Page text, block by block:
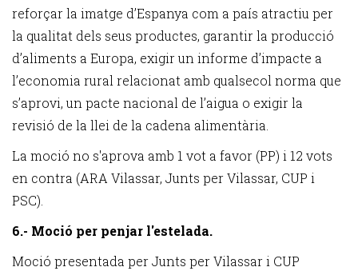
reforçar la imatge d’Espanya com a país atractiu per
la qualitat dels seus productes, garantir la producció
d’aliments a Europa, exigir un informe d’impacte a
l’economia rural relacionat amb qualsecol norma que
s’aprovi, un pacte nacional de l’aigua o exigir la
revisió de la llei de la cadena alimentària.
La moció no s'aprova amb 1 vot a favor (PP) i 12 vots
en contra (ARA Vilassar, Junts per Vilassar, CUP i
PSC).
6.- Moció per penjar l'estelada.
Moció presentada per Junts per Vilassar i CUP